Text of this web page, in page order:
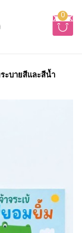
0
บายสีและสีน้ำ